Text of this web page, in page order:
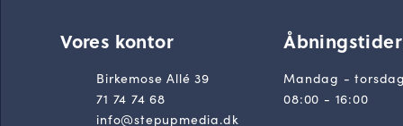
Vores kontor
Birkemose Allé 39
71 74 74 68
info@stepupmedia.dk
Åbningstider
Mandag -
08:00 - 16:00